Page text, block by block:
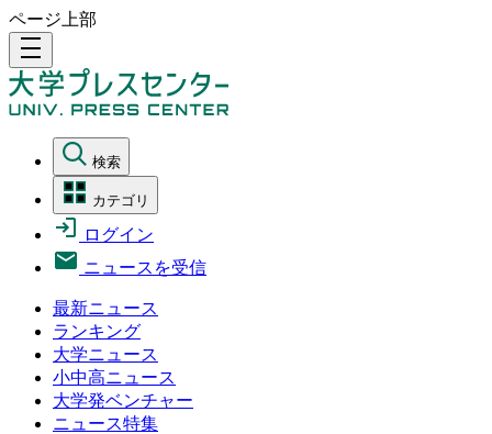
ページ上部
density_medium
検索
カテゴリ
ログイン
ニュースを受信
最新ニュース
ランキング
大学ニュース
小中高ニュース
大学発ベンチャー
ニュース特集